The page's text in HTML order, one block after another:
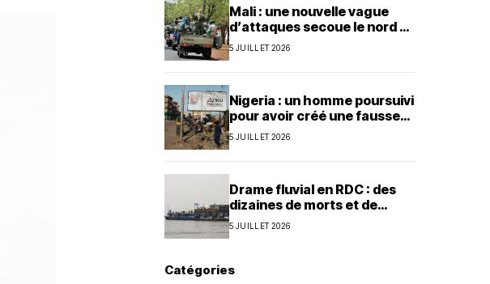
Mali : une nouvelle vague
d’attaques secoue le nord et
le centre du pays
5 JUILLET 2026
Nigeria : un homme poursuivi
pour avoir créé une fausse
agence de la présidence
5 JUILLET 2026
Drame fluvial en RDC : des
dizaines de morts et de
nombreux disparus à Ilebo
5 JUILLET 2026
Catégories